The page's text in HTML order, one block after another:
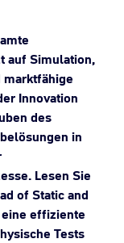
auf Simulation,
Innovation
des
in
Lesen Sie
of Static and
eine effiziente
Tests